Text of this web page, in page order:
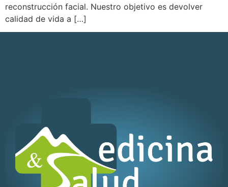
reconstrucción facial. Nuestro objetivo es devolver
calidad de vida a […]